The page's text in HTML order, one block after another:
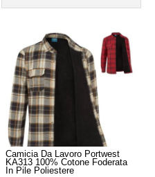
RICERCA
Camicia Da Lavoro Portwest
KA313 100% Cotone Foderata
In Pile Poliestere